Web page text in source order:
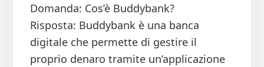
Domanda: Cos’è Buddybank?
Risposta: Buddybank è una banca
digitale che permette di gestire il
proprio denaro tramite un’applicazione